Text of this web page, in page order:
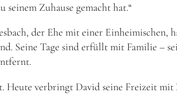
Zuhause gemacht hat.“
der Ehe mit einer Einheimischen,
Seine Tage sind erfüllt mit Familie –
Heute verbringt David seine Freizeit